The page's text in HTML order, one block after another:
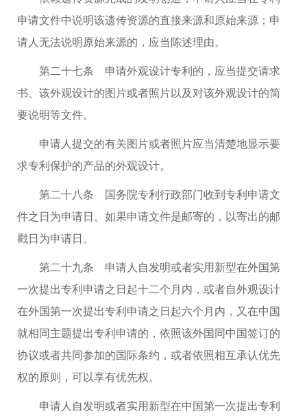
申请文件中说明该遗传资源的直接来源和原始来源；申
请人无法说明原始来源的，应当陈述理由。
第二十七条 申请外观设计专利的，应当提交请求
书、该外观设计的图片或者照片以及对该外观设计的简
要说明等文件。
申请人提交的有关图片或者照片应当清楚地显示要
求专利保护的产品的外观设计。
第二十八条 国务院专利行政部门收到专利申请文
件之日为申请日。如果申请文件是邮寄的，以寄出的邮
戳日为申请日。
第二十九条 申请人自发明或者实用新型在外国第
一次提出专利申请之日起十二个月内，或者自外观设计
在外国第一次提出专利申请之日起六个月内，又在中国
就相同主题提出专利申请的，依照该外国同中国签订的
协议或者共同参加的国际条约，或者依照相互承认优先
权的原则，可以享有优先权。
申请人自发明或者实用新型在中国第一次提出专利